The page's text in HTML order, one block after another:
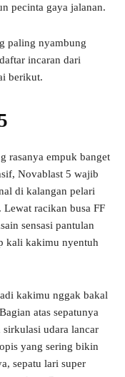
pecinta gaya jalanan.
paling nyambung
incaran dari
berikut.
rasanya empuk banget
Novablast 5 wajib
di kalangan pelari
Lewat racikan busa FF
sensasi pantulan
kali kakimu nyentuh
kakimu nggak bakal
atas sepatunya
udara lancar
yang sering bikin
sepatu lari super